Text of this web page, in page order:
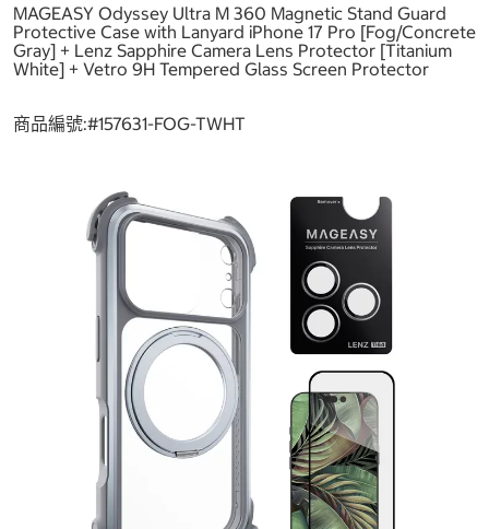
MAGEASY Odyssey Ultra M 360 Magnetic Stand Guard
Protective Case with Lanyard iPhone 17 Pro [Fog/Concrete
Gray] + Lenz Sapphire Camera Lens Protector [Titanium
White] + Vetro 9H Tempered Glass Screen Protector
商品編號:#157631-FOG-TWHT